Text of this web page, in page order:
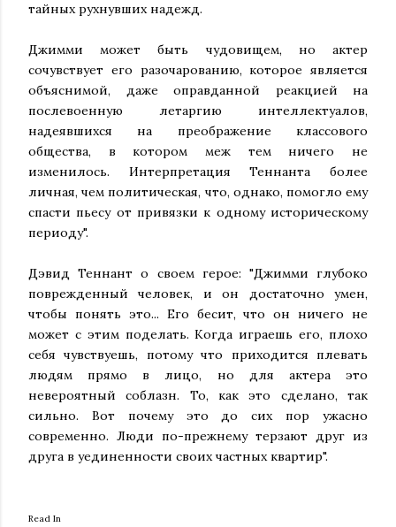
тайных рухнувших надежд.
Джимми может быть чудовищем, но актер
сочувствует его разочарованию, которое является
объяснимой, даже оправданной реакцией на
послевоенную летаргию интеллектуалов,
надеявшихся на преображение классового
общества, в котором меж тем ничего не
изменилось. Интерпретация Теннанта более
личная, чем политическая, что, однако, помогло ему
спасти пьесу от привязки к одному историческому
периоду".
Дэвид Теннант о своем герое: "Джимми глубоко
поврежденный человек, и он достаточно умен,
чтобы понять это... Его бесит, что он ничего не
может с этим поделать. Когда играешь его, плохо
себя чувствуешь, потому что приходится плевать
людям прямо в лицо, но для актера это
невероятный соблазн. То, как это сделано, так
сильно. Вот почему это до сих пор ужасно
современно. Люди по-прежнему терзают друг из
друга в уединенности своих частных квартир".
Read In